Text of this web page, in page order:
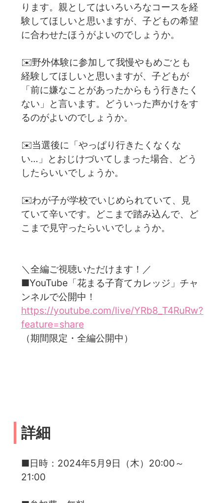
ります。親としてはいろいろなコースを経
験してほしいと思いますが、子どもの希望
に合わせたほうがよいのでしょうか。
✉️野外体験に参加して我慢やもめごとも
経験してほしいと思いますが、子どもが
「前に嫌なことがあったからもう行きたく
ない」と言います。どういった声かけをす
るのがよいのでしょうか。
✉️当選後に「やっぱり行きたくなくな
い…」とおじけづいてしまった場合、どう
したらいいでしょうか。
✉️わが子が学校でいじめられていて、見
ていて辛いです。どこまで踏み込んで、ど
こまで見守ったらいいでしょうか。
＼全編ご視聴いただけます！／
■YouTube「花まる子育てカレッジ」チャ
ンネルで公開中！
https://youtube.com/live/YRb8_T4RuRw?
feature=share
（期間限定・全編公開中）
詳細
■日時：2024年5月9日（木）20:00～
21:00